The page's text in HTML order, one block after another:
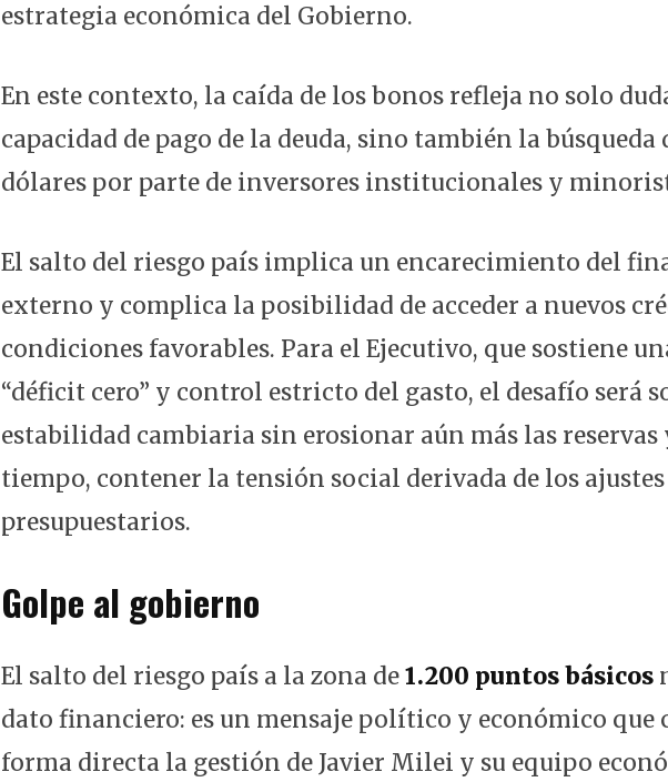
estrategia económica del Gobierno.
En este contexto, la caída de los bonos refleja no solo
capacidad de pago de la deuda, sino también la búsqueda
dólares por parte de inversores institucionales y
El salto del riesgo país implica un encarecimiento del
externo y complica la posibilidad de acceder a nuevos
condiciones favorables. Para el Ejecutivo, que sostiene
“déficit cero” y control estricto del gasto, el desafío será
estabilidad cambiaria sin erosionar aún más las reservas
tiempo, contener la tensión social derivada de los ajustes
presupuestarios.
Golpe al gobierno
El salto del riesgo país a la zona de1.200 puntos básicos
dato financiero: es un mensaje político y económico que
forma directa la gestión de Javier Milei y su equipo